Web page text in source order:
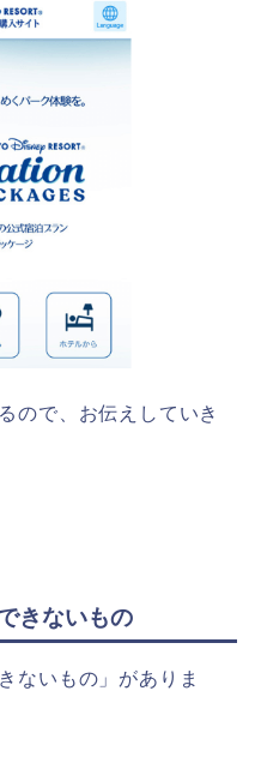
ので、お伝えしていき
きないもの
ないもの」がありま